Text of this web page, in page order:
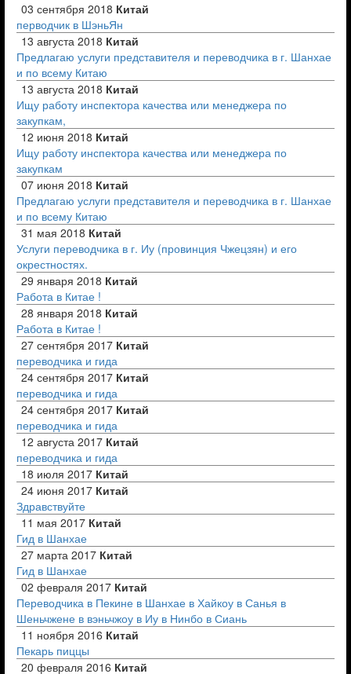
03 сентября 2018 Китай
перводчик в ШэньЯн
13 августа 2018 Китай
Предлагаю услуги представителя и переводчика в г. Шанхае
и по всему Китаю
13 августа 2018 Китай
Ищу работу инспектора качества или менеджера по
закупкам,
12 июня 2018 Китай
Ищу работу инспектора качества или менеджера по
закупкам
07 июня 2018 Китай
Предлагаю услуги представителя и переводчика в г. Шанхае
и по всему Китаю
31 мая 2018 Китай
Услуги переводчика в г. Иу (провинция Чжецзян) и его
окрестностях.
29 января 2018 Китай
Работа в Китае !
28 января 2018 Китай
Работа в Китае !
27 сентября 2017 Китай
переводчика и гида
24 сентября 2017 Китай
переводчика и гида
24 сентября 2017 Китай
переводчика и гида
12 августа 2017 Китай
переводчика и гида
18 июля 2017 Китай
24 июня 2017 Китай
Здравствуйте
11 мая 2017 Китай
Гид в Шанхае
27 марта 2017 Китай
Гид в Шанхае
02 февраля 2017 Китай
Переводчика в Пекине в Шанхае в Хайкоу в Санья в
Шеньчжене в вэньчжоу в Иу в Нинбо в Сиань
11 ноября 2016 Китай
Пекарь пиццы
20 февраля 2016 Китай